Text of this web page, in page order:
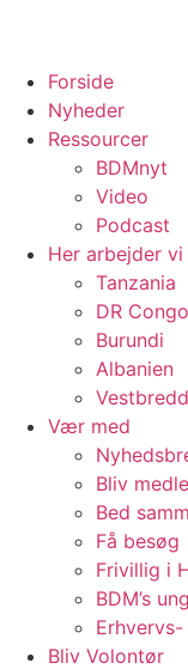
Forside
Nyheder
Ressourcer
BDMnyt
Video
Podcast
Her arbejder vi
Tanzania
DR Congo
Burundi
Albanien
Vær med
Bliv
Bed
Få besøg
Frivillig i
BDM’s
Bliv Volontør